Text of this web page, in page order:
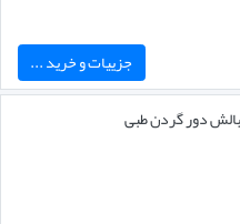
جزییات و خرید ...
بالش دور گردن طبی